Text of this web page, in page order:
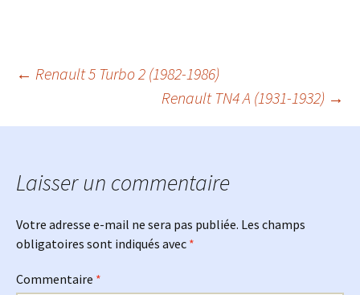
Navigation
des
articles
← Renault 5 Turbo 2 (1982-1986)
Renault TN4 A (1931-1932) →
Laisser un commentaire
Votre adresse e-mail ne sera pas publiée. Les champs
obligatoires sont indiqués avec *
Commentaire *